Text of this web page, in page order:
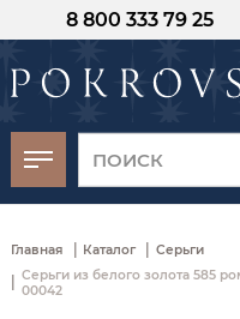
8 800 333 79 25
Главная | Каталог | Серьги
Серьги из белого золота 585
00042
-30%
от 15
момента оплаты